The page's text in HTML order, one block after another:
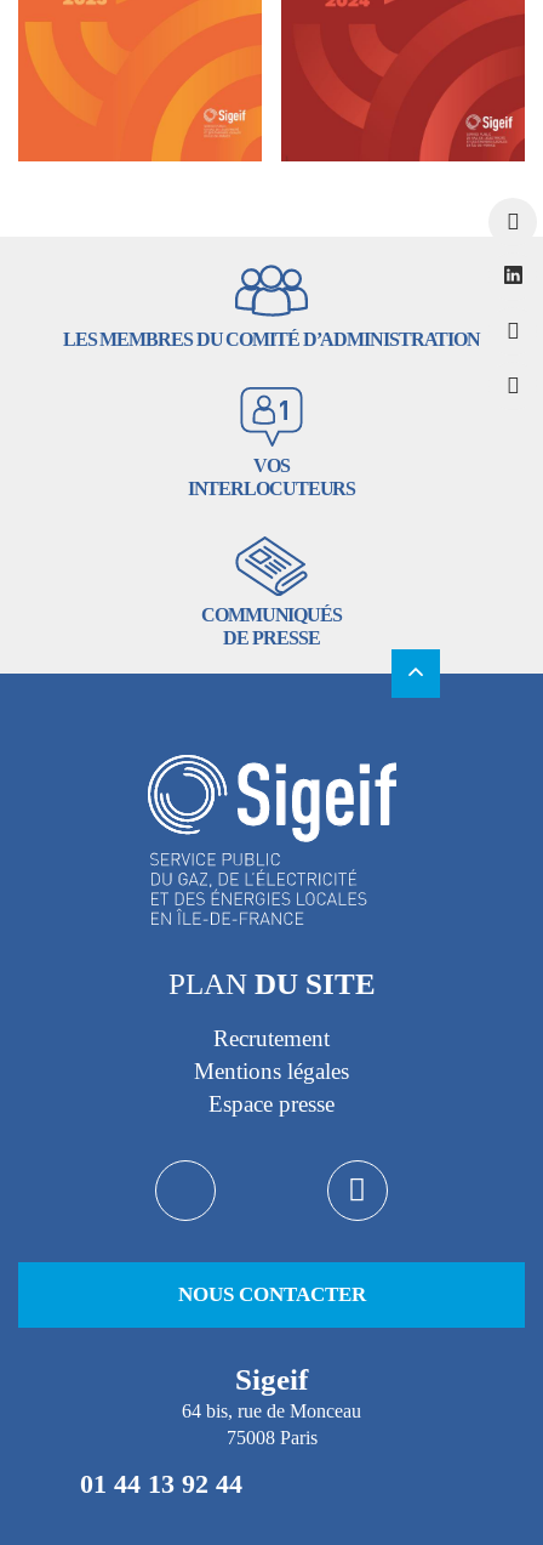
LES MEMBRES DU COMITÉ D’ADMINISTRATION
VOS
INTERLOCUTEURS
COMMUNIQUÉS
DE PRESSE
PLAN DU SITE
Recrutement
Mentions légales
Espace presse
NOUS CONTACTER
Sigeif
64 bis, rue de Monceau
75008 Paris
01 44 13 92 44